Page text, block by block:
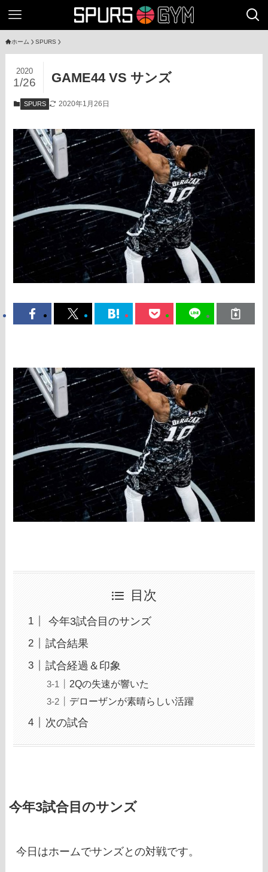
ホーム SPURS
GAME44 VS サンズ
2020
1/26
SPURS 2020年1月26日
目次
今年3試合目のサンズ
試合結果
試合経過＆印象
2Qの失速が響いた
デローザンが素晴らしい活躍
次の試合
今年3試合目のサンズ
今日はホームでサンズとの対戦です。